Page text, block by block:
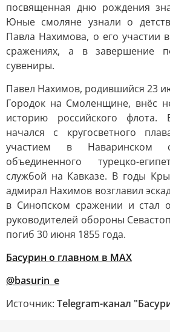
посвященная дню рождения
Юные смоляне узнали о
Павла Нахимова, о его участии
сражениях, а в завершение
сувениры.
Павел Нахимов, родившийся 23
Городок на Смоленщине, внёс
историю российского флота.
начался с кругосветного
участием в Наваринском
объединенного турецко-
службой на Кавказе. В годы
адмирал Нахимов возглавил
в Синопском сражении и стал
руководителей обороны
погиб 30 июня 1855 года.
Басурин о главном в МАX
@basurin_e
Источник: Telegram-канал